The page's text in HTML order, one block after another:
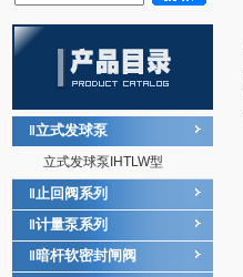
立式发球泵
立式发球泵IHTLW型
止回阀系列
计量泵系列
暗杆软密封闸阀